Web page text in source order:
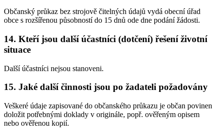
Občanský průkaz bez strojově čitelných údajů vydá obecní úřad
obce s rozšířenou působností do 15 dnů ode dne podání žádosti.
14. Kteří jsou další účastníci (dotčení) řešení životní
situace
Další účastníci nejsou stanoveni.
15. Jaké další činnosti jsou po žadateli požadovány
Veškeré údaje zapisované do občanského průkazu je občan povinen
doložit potřebnými doklady v originále, popř. ověřeným opisem
nebo ověřenou kopií.